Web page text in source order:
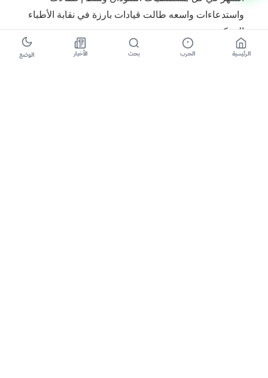
الرئيسية الحرب بحث الأخبار الوضع
واستدعاءات واسعه طالت قيادات بارزة في نقابة الأطباء
المركزية.
ويطالب الأطباء بتحسين البيئة الصحية وإصلاح الواقع